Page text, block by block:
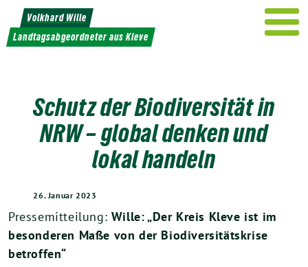
Weiter
zum
Inhalt
Volkhard Wille
Landtagsabgeordneter aus Kleve
Schutz der Biodiversität in
NRW – global denken und
lokal handeln
26. Januar 2023
Pressemitteilung: Wille: „Der Kreis Kleve ist im
besonderen Maße von der Biodiversitätskrise
betroffen“